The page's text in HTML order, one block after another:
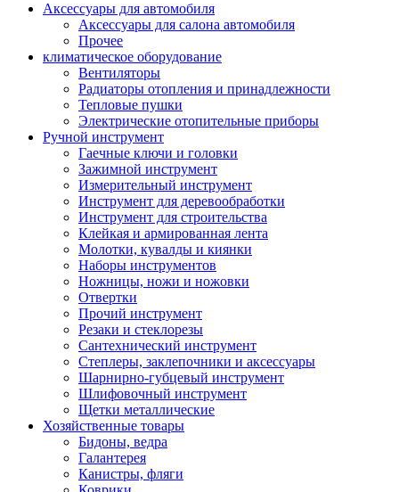
Аксессуары для автомобиля
Аксессуары для салона автомобиля
Прочее
климатическое оборудование
Вентиляторы
Радиаторы отопления и принадлежности
Тепловые пушки
Электрические отопительные приборы
Ручной инструмент
Гаечные ключи и головки
Зажимной инструмент
Измерительный инструмент
Инструмент для деревообработки
Инструмент для строительства
Клейкая и армированная лента
Молотки, кувалды и киянки
Наборы инструментов
Ножницы, ножи и ножовки
Отвертки
Прочий инструмент
Резаки и стеклорезы
Сантехнический инструмент
Степлеры, заклепочники и аксессуары
Шарнирно-губцевый инструмент
Шлифовочный инструмент
Щетки металлические
Хозяйственные товары
Бидоны, ведра
Галантерея
Канистры, фляги